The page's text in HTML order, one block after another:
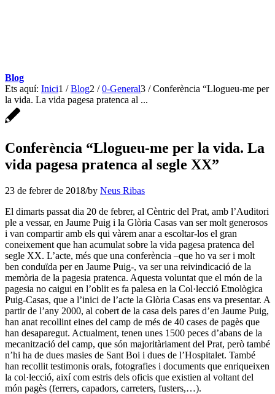
Blog
Ets aquí: Inici1 / Blog2 / 0-General3 / Conferència “Llogueu-me per
la vida. La vida pagesa pratenca al ...
Conferència “Llogueu-me per la vida. La
vida pagesa pratenca al segle XX”
23 de febrer de 2018/by Neus Ribas
El dimarts passat dia 20 de febrer, al Cèntric del Prat, amb l’Auditori
ple a vessar, en Jaume Puig i la Glòria Casas van ser molt generosos
i van compartir amb els qui vàrem anar a escoltar-los el gran
coneixement que han acumulat sobre la vida pagesa pratenca del
segle XX. L’acte, més que una conferència –que ho va ser i molt
ben conduïda per en Jaume Puig-, va ser una reivindicació de la
memòria de la pagesia pratenca. Aquesta voluntat que el món de la
pagesia no caigui en l’oblit es fa palesa en la Col·lecció Etnològica
Puig-Casas, que a l’inici de l’acte la Glòria Casas ens va presentar. A
partir de l’any 2000, al cobert de la casa dels pares d’en Jaume Puig,
han anat recollint eines del camp de més de 40 cases de pagès que
han desaparegut. Actualment, tenen unes 1500 peces d’abans de la
mecanització del camp, que són majoritàriament del Prat, però també
n’hi ha de dues masies de Sant Boi i dues de l’Hospitalet. També
han recollit testimonis orals, fotografies i documents que enriqueixen
la col·lecció, així com estris dels oficis que existien al voltant del
món pagès (ferrers, capadors, carreters, fusters,…).